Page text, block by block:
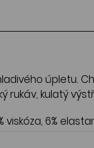
úpletu.
rukáv, kulatý
viskóza, 6%